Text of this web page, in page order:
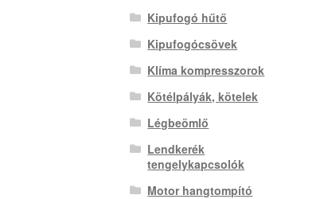
Kipufogó hűtő
Kipufogócsövek
Klíma kompresszorok
Kötélpályák, kötelek
Légbeömlő
Lendkerék
tengelykapcsolók
Motor hangtompító